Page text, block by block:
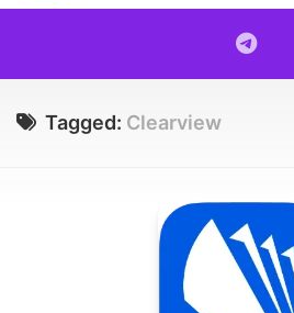
Tagged: Clearview